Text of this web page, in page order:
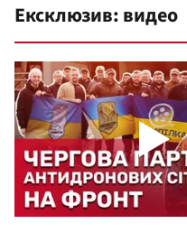
Ексклюзив: видео